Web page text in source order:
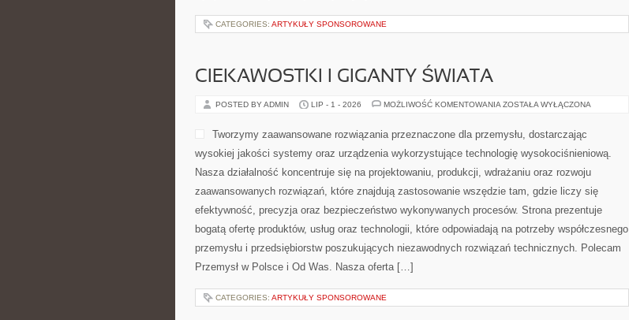
CATEGORIES: ARTYKUŁY SPONSOROWANE
CIEKAWOSTKI I GIGANTY ŚWIATA
POSTED BY ADMIN LIP - 1 - 2026 MOŻLIWOŚĆ KOMENTOWANIA CIEKAWOSTKI
ŚWIATA
ZOSTAŁA WYŁĄCZONA
Tworzymy zaawansowane rozwiązania przeznaczone dla przemysłu, dostarczając
wysokiej jakości systemy oraz urządzenia wykorzystujące technologię wysokociśnieniową.
Nasza działalność koncentruje się na projektowaniu, produkcji, wdrażaniu oraz rozwoju
zaawansowanych rozwiązań, które znajdują zastosowanie wszędzie tam, gdzie liczy się
efektywność, precyzja oraz bezpieczeństwo wykonywanych procesów. Strona prezentuje
bogatą ofertę produktów, usług oraz technologii, które odpowiadają na potrzeby współczesnego
przemysłu i przedsiębiorstw poszukujących niezawodnych rozwiązań technicznych. Polecam
Przemysł w Polsce i Od Was. Nasza oferta […]
CATEGORIES: ARTYKUŁY SPONSOROWANE